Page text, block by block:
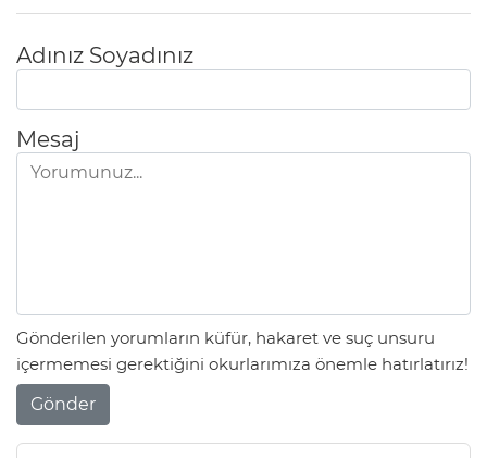
Adınız Soyadınız
Mesaj
Gönderilen yorumların küfür, hakaret ve suç unsuru
içermemesi gerektiğini okurlarımıza önemle hatırlatırız!
Gönder